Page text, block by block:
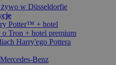
w Düsseldorfie
Potter™ + hotel
Tron + hotel premium
Harry'ego Pottera
Benz